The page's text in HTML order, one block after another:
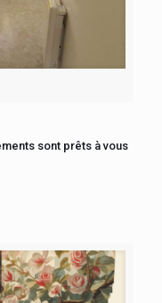
sont prêts à vous